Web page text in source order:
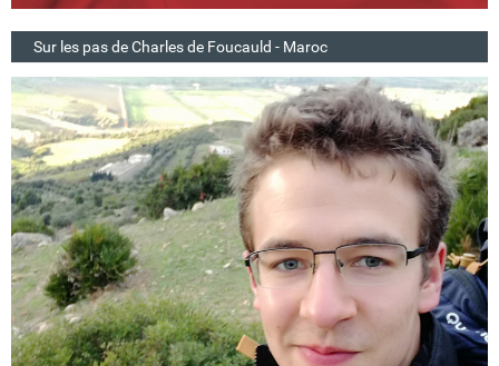
Sur les pas de Charles de Foucauld - Maroc